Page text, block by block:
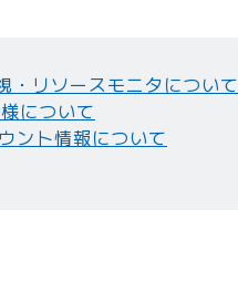
・リソースモニタについて
について
ント情報について